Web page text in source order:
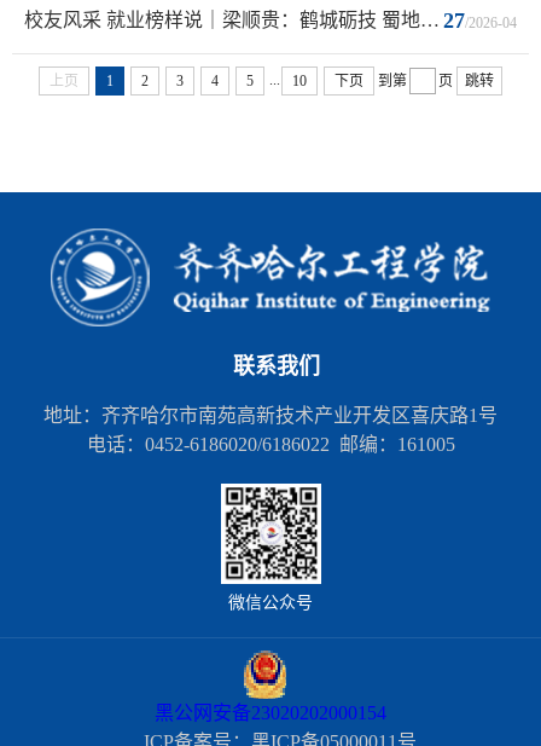
27/2026-04
校友风采 就业榜样说｜梁顺贵：鹤城砺技 蜀地启航
上页 1 2 3 4 5 ... 10 下页 到第 页 跳转
联系我们
地址：齐齐哈尔市南苑高新技术产业开发区喜庆路1号
电话：0452-6186020/6186022 邮编：161005
微信公众号
黑公网安备23020202000154